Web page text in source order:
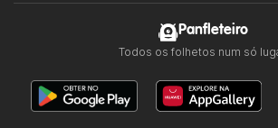
Panfleteiro
Todos os folhetos num só